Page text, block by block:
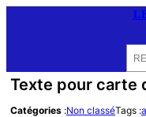
Texte pour carte
Catégories :Non classéTags :